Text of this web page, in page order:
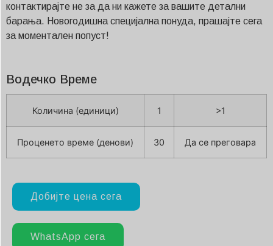
контактирајте не за да ни кажете за вашите детални
барања. Новогодишна специјална понуда, прашајте сега
за моментален попуст!
Водечко Време
Количина (единици) 1 >1
Проценето време (денови) 30 Да се преговара
Добијте цена сега
WhatsApp сега